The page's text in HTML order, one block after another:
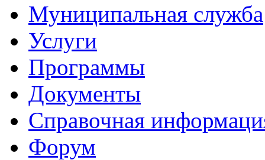
Муниципальная служба
Услуги
Программы
Документы
Справочная
Форум